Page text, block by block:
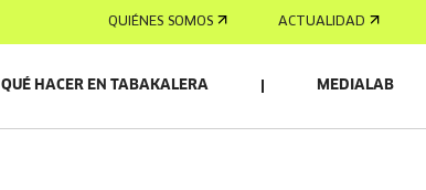
QUIÉNES SOMOS ACTUALIDAD
QUÉ HACER EN TABAKALERA MEDIALAB